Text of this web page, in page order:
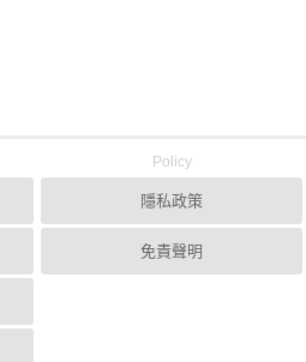
Policy
隱私政策
免責聲明